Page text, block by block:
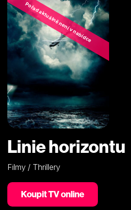
Pořad aktuálně není v nabídce
Linie horizontu
Filmy / Thrillery
Koupit TV online